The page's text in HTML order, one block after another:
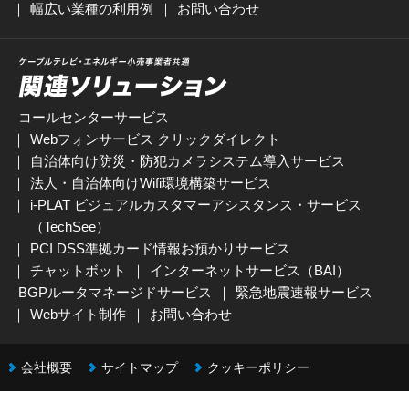
幅広い業種の利用例
お問い合わせ
コールセンターサービス
Webフォンサービス クリックダイレクト
自治体向け防災・防犯カメラシステム導入サービス
法人・自治体向けWifi環境構築サービス
i-PLAT ビジュアルカスタマーアシスタンス・サービス
（TechSee）
PCI DSS準拠カード情報お預かりサービス
チャットボット
インターネットサービス（BAI）
BGPルータマネージドサービス
緊急地震速報サービス
Webサイト制作
お問い合わせ
会社概要 サイトマップ クッキーポリシー